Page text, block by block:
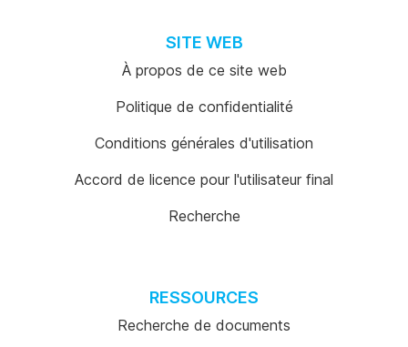
SITE WEB
À propos de ce site web
Politique de confidentialité
Conditions générales d'utilisation
Accord de licence pour l'utilisateur final
Recherche
RESSOURCES
Recherche de documents